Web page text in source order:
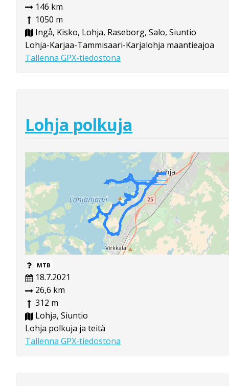
146 km
1050 m
Ingå, Kisko, Lohja, Raseborg, Salo, Siuntio
Lohja-Karjaa-Tammisaari-Karjalohja maantieajoa
Tallenna GPX-tiedostona
Lohja polkuja
MTB
18.7.2021
26,6 km
312 m
Lohja, Siuntio
Lohja polkuja ja teitä
Tallenna GPX-tiedostona